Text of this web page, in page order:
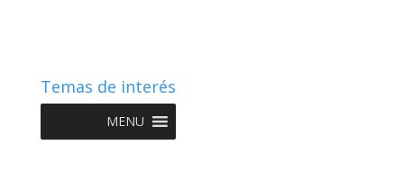
Temas de interés
MENU